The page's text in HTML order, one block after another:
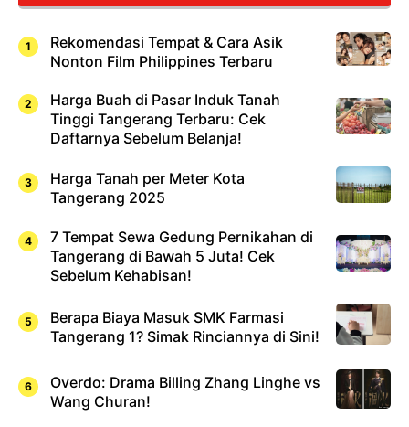
Rekomendasi Tempat & Cara Asik
Nonton Film Philippines Terbaru
Harga Buah di Pasar Induk Tanah
Tinggi Tangerang Terbaru: Cek
Daftarnya Sebelum Belanja!
Harga Tanah per Meter Kota
Tangerang 2025
7 Tempat Sewa Gedung Pernikahan di
Tangerang di Bawah 5 Juta! Cek
Sebelum Kehabisan!
Berapa Biaya Masuk SMK Farmasi
Tangerang 1? Simak Rinciannya di Sini!
Overdo: Drama Billing Zhang Linghe vs
Wang Churan!